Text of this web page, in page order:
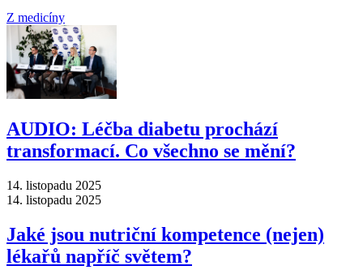
Z medicíny
AUDIO: Léčba diabetu prochází
transformací. Co všechno se mění?
14. listopadu 2025
14. listopadu 2025
Jaké jsou nutriční kompetence (nejen)
lékařů napříč světem?